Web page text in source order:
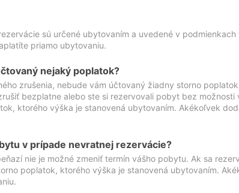
sú určené ubytovaním a uvedené v podmienkach
priamo ubytovaniu.
nejaký poplatok?
zrušenia, nebude vám účtovaný žiadny storno
bezplatne alebo ste si rezervovali pobyt bez možnosti
ktorého výška je stanovená ubytovaním. Akékoľvek
v prípade nevratnej rezervácie?
nie je možné zmeniť termín vášho pobytu. Ak sa
poplatok, ktorého výška je stanovená ubytovaním.